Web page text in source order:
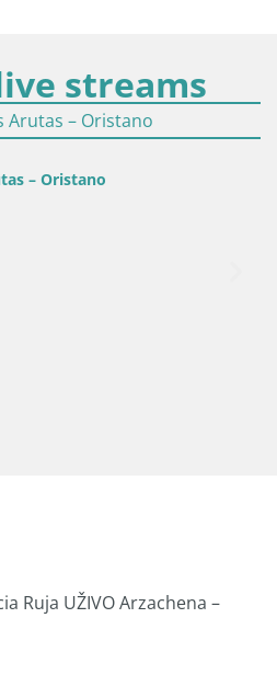
streams
– Oristano
Ruja UŽIVO Arzachena –